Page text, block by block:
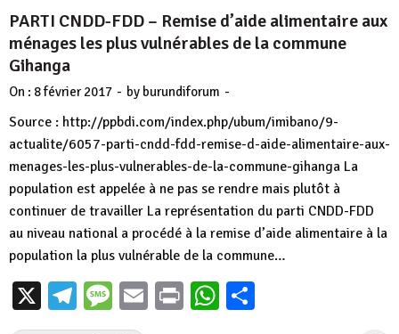
PARTI CNDD-FDD – Remise d’aide alimentaire aux
ménages les plus vulnérables de la commune
Gihanga
On : 8 février 2017 - by burundiforum -
Source : http://ppbdi.com/index.php/ubum/imibano/9-
actualite/6057-parti-cndd-fdd-remise-d-aide-alimentaire-aux-
menages-les-plus-vulnerables-de-la-commune-gihanga La
population est appelée à ne pas se rendre mais plutôt à
continuer de travailler La représentation du parti CNDD-FDD
au niveau national a procédé à la remise d’aide alimentaire à la
population la plus vulnérable de la commune…
X Telegram
Message
EmailPrintWhatsApp